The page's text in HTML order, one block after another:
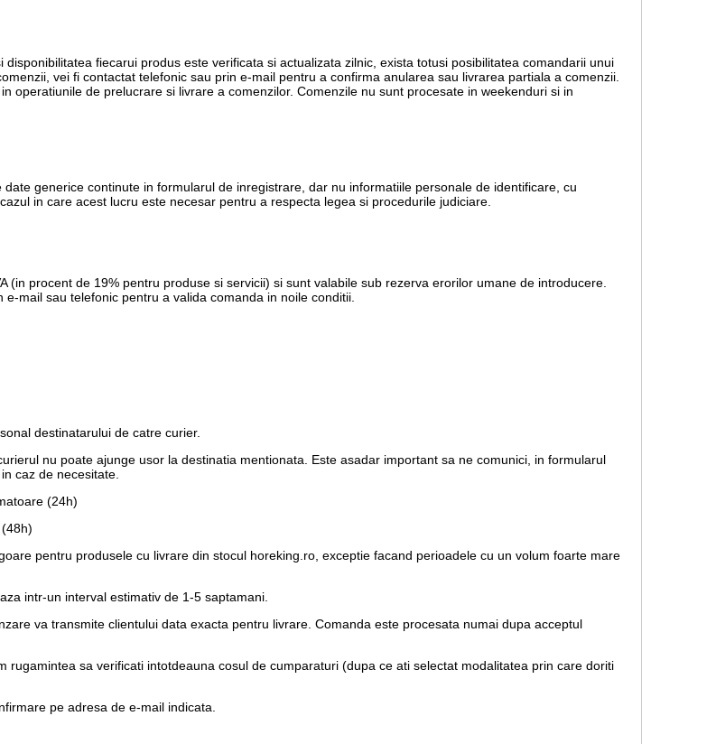
fiecarui produs este verificata si actualizata zilnic, exista totusi posibilitatea comandarii unui
vei fi contactat telefonic sau prin e-mail pentru a confirma anularea sau livrarea partiala a comenzii.
operatiunile de prelucrare si livrare a comenzilor. Comenzile nu sunt procesate in weekenduri si in
generice continute in formularul de inregistrare, dar nu informatiile personale de identificare, cu
in care acest lucru este necesar pentru a respecta legea si procedurile judiciare.
(in procent de 19% pentru produse si servicii) si sunt valabile sub rezerva erorilor umane de introducere.
mail sau telefonic pentru a valida comanda in noile conditii.
destinatarului de catre curier.
nu poate ajunge usor la destinatia mentionata. Este asadar important sa ne comunici, in formularul
caz de necesitate.
(24h)
pentru produsele cu livrare din stocul horeking.ro, exceptie facand perioadele cu un volum foarte mare
intr-un interval estimativ de 1-5 saptamani.
va transmite clientului data exacta pentru livrare. Comanda este procesata numai dupa acceptul
sa verificati intotdeauna cosul de cumparaturi (dupa ce ati selectat modalitatea prin care doriti
pe adresa de e-mail indicata.